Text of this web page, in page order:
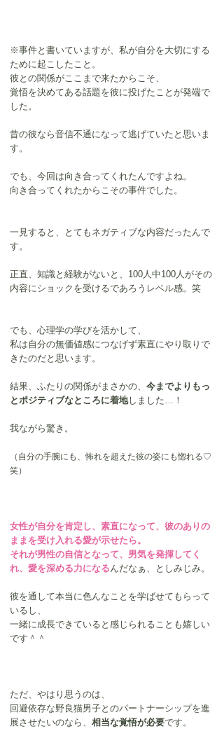
※事件と書いていますが、私が自分を大切にする
ために起こしたこと。
彼との関係がここまで来たからこそ、
覚悟を決めてある話題を彼に投げたことが発端で
した。
昔の彼なら音信不通になって逃げていたと思いま
す。
でも、今回は向き合ってくれたんですよね。
向き合ってくれたからこその事件でした。
一見すると、とてもネガティブな内容だったんで
す。
正直、知識と経験がないと、100人中100人がその
内容にショックを受けるであろうレベル感。笑
でも、心理学の学びを活かして、
私は自分の無価値感につなげず素直にやり取りで
きたのだと思います。
結果、ふたりの関係がまさかの、 今までよりもっ
とポジティブなところに着地しました…！
我ながら驚き。
（自分の手腕にも、怖れを超えた彼の姿にも惚れる♡
笑）
女性が自分を肯定し、素直になって、彼のありの
ままを受け入れる愛が示せたら。
それが男性の自信となって、男気を発揮してく
れ、愛を深める力になる んだなぁ、としみじみ。
彼を通して本当に色んなことを学ばせてもらって
いるし、
一緒に成長できていると感じられることも嬉しい
です＾＾
ただ、やはり思うのは、
回避依存な野良猫男子とのパートナーシップを進
展させたいのなら、 相当な覚悟が必要です。